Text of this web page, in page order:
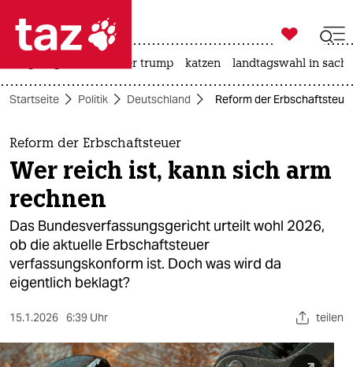
 taz zahl ich
taz zahl ich
themen
politik
öko
gesellschaft
kultur
sport
berlin

taz zahl ich
usa unter trump katzen landtagswahl in
Startseite Politik Deutschland Reform der
Reform der Erbschaftsteuer
Wer reich ist, kann sich arm
rechnen
Das Bundesverfassungsgericht urteilt wohl 2026,
ob die aktuelle Erbschaftsteuer
verfassungskonform ist. Doch was wird da
eigentlich beklagt?
15.1.2026 6:39 Uhr teilen